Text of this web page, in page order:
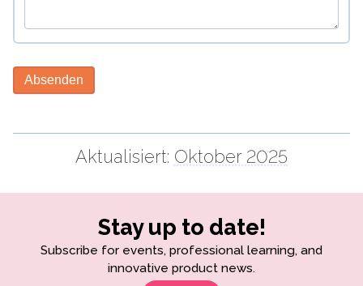
Absenden
Aktualisiert: Oktober 2025
Stay up to date!
Subscribe for events, professional learning, and
innovative product news.